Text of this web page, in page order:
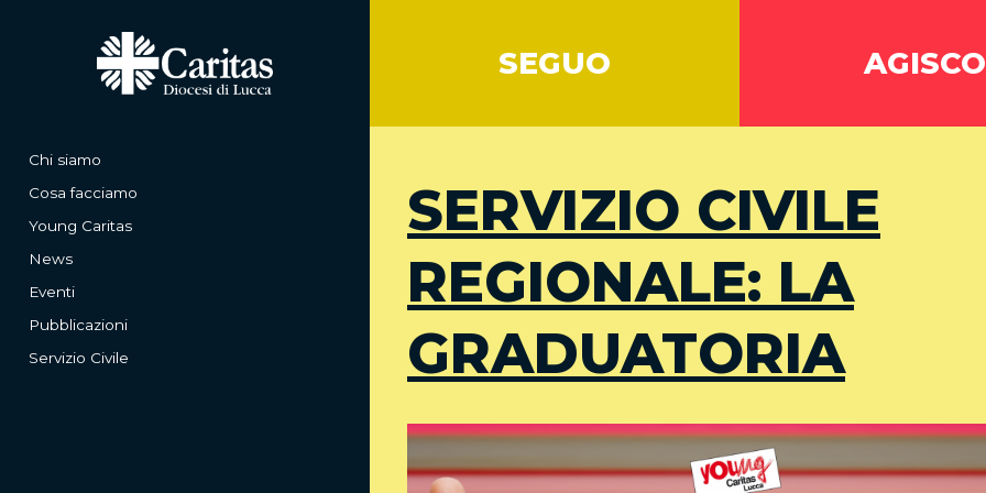
Chi siamo
Cosa facciamo
Young Caritas
News
Eventi
Pubblicazioni
Servizio Civile
SEGUO AGISCO
SERVIZIO CIVILE
REGIONALE: LA
GRADUATORIA